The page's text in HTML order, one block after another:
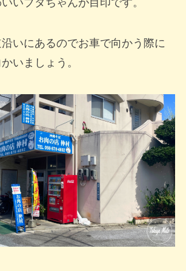
いにあるのでお車で向かう際に
いましょう。